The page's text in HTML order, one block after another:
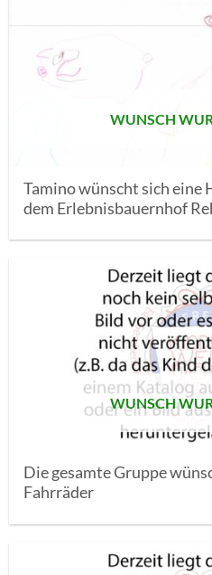
WUNSCH
Tamino wünscht sich eine
dem Erlebnisbauernhof
WUNSCH
Die gesamte Gruppe
Fahrräder